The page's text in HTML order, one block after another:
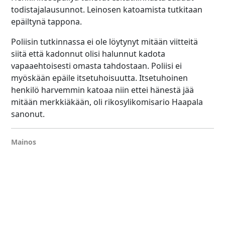
todistajalausunnot. Leinosen katoamista tutkitaan
epäiltynä tappona.
Poliisin tutkinnassa ei ole löytynyt mitään viitteitä
siitä että kadonnut olisi halunnut kadota
vapaaehtoisesti omasta tahdostaan. Poliisi ei
myöskään epäile itsetuhoisuutta. Itsetuhoinen
henkilö harvemmin katoaa niin ettei hänestä jää
mitään merkkiäkään, oli rikosylikomisario Haapala
sanonut.
Mainos